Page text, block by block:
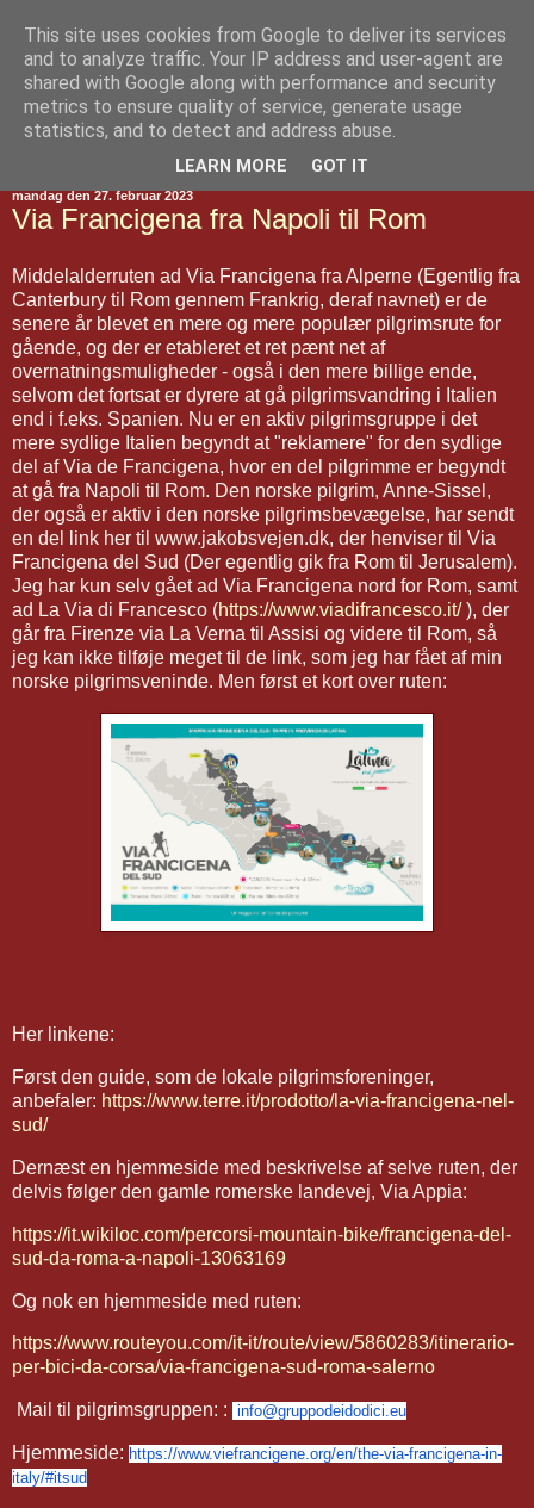
Jakobsvejen
mandag den 27. februar 2023
Via Francigena fra Napoli til Rom
Middelalderruten ad Via Francigena fra Alperne (Egentlig fra
Canterbury til Rom gennem Frankrig, deraf navnet) er de
senere år blevet en mere og mere populær pilgrimsrute for
gående, og der er etableret et ret pænt net af
overnatningsmuligheder - også i den mere billige ende,
selvom det fortsat er dyrere at gå pilgrimsvandring i Italien
end i f.eks. Spanien. Nu er en aktiv pilgrimsgruppe i det
mere sydlige Italien begyndt at "reklamere" for den sydlige
del af Via de Francigena, hvor en del pilgrimme er begyndt
at gå fra Napoli til Rom. Den norske pilgrim, Anne-Sissel,
der også er aktiv i den norske pilgrimsbevægelse, har sendt
en del link her til www.jakobsvejen.dk, der henviser til Via
Francigena del Sud (Der egentlig gik fra Rom til Jerusalem).
Jeg har kun selv gået ad Via Francigena nord for Rom, samt
ad La Via di Francesco (https://www.viadifrancesco.it/), der
går fra Firenze via La Verna til Assisi og videre til Rom, så
jeg kan ikke tilføje meget til de link, som jeg har fået af min
norske pilgrimsveninde. Men først et kort over ruten:
Her linkene:
Først den guide, som de lokale pilgrimsforeninger,
anbefaler: https://www.terre.it/prodotto/la-via-francigena-nel-
sud/
Dernæst en hjemmeside med beskrivelse af selve ruten, der
delvis følger den gamle romerske landevej, Via Appia:
https://it.wikiloc.com/percorsi-mountain-bike/francigena-del-
sud-da-roma-a-napoli-13063169
Og nok en hjemmeside med ruten:
https://www.routeyou.com/it-it/route/view/5860283/itinerario-
per-bici-da-corsa/via-francigena-sud-roma-salerno
Mail til pilgrimsgruppen: : info@gruppodeidodici.eu
Hjemmeside: https://www.viefrancigene.org/en/the-via-francigena-in-
italy/#itsud
This site uses cookies from Google to deliver its services
and to analyze traffic. Your IP address and user-agent are
shared with Google along with performance and security
metrics to ensure quality of service, generate usage
statistics, and to detect and address abuse.
LEARN MORE GOT IT